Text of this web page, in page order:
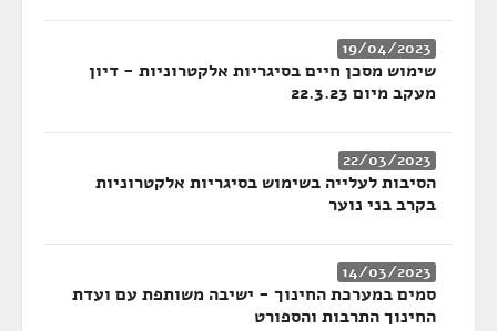
19/04/2023
שימוש מסכן חיים בסיגריות אלקטרוניות - דיון
מעקב מיום 22.3.23
22/03/2023
הסיבות לעלייה בשימוש בסיגריות אלקטרוניות
בקרב בני נוער
14/03/2023
סמים במערכת החינוך - ישיבה משותפת עם ועדת
החינוך התרבות והספורט